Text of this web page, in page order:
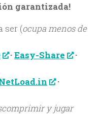
garantizada!
ser (ocupa menos de
·Easy-Share
·
·
y jugar